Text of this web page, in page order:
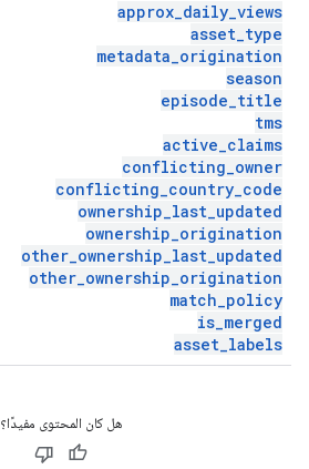
approx_daily_views
asset_type
metadata_origination
season
episode_title
tms
active_claims
conflicting_owner
conflicting_country_code
ownership_last_updated
ownership_origination
other_ownership_last_updated
other_ownership_origination
match_policy
is_merged
asset_labels
هل كان المحتوى مفيدًا؟